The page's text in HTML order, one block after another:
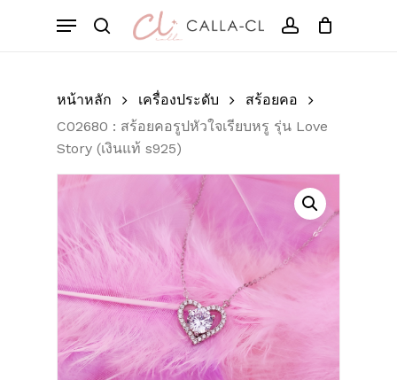
search account
Menu
Cart
หน้าหลัก เครื่องประดับ
สร้อยคอ
C02680 : สร้อยคอรูปหัวใจเรียบหรู รุ่น Love
Story (เงินแท้ s925)
มาเป็นคนแรกที่วิจารณ์
หัวใจเรียบหรู รุ่น Love
Story (เงินแท้ s925)”
อีเมลของคุณจะไม่แสดงให้คนอื่นเห็น
ช่องข้อมูลจำเป็นถูกทำเครื่องหมาย*
การให้คะแนนของคุณ
บทวิจารณ์ของคุณ